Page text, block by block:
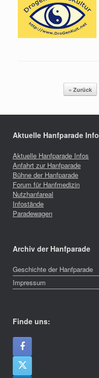
Beitragsnavigation« Zurück
Aktuelle Hanfparade Info
Aktuelle Hanfparade Infos
Anfahrt zur Hanfparade
Bühne der Hanfparade
Forum für Hanfmedizin
Nutzhanfareal
Infostände
Paradewagen
Archiv der Hanfparade
Geschichte der Hanfparade
Impressum
Finde uns: